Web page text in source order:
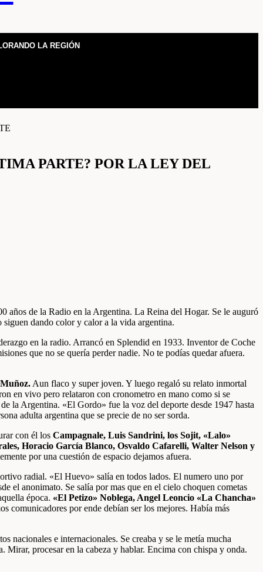
LA REGIÓN
PARTE? POR LA LEY DEL
años de la Radio en la Argentina. La Reina del Hogar. Se le auguró
dando color y calor a la vida argentina.
en la radio. Arrancó en Splendid en 1933. Inventor de Coche
que no se quería perder nadie. No te podías quedar afuera.
Aun flaco y super joven. Y luego regaló su relato inmortal
en vivo pero relataron con cronometro en mano como si se
la Argentina. «El Gordo» fue la voz del deporte desde 1947 hasta
adulta argentina que se precie de no ser sorda.
con él los Campagnale, Luis Sandrini, los Sojit, «Lalo»
Horacio García Blanco, Osvaldo Cafarelli, Walter Nelson y
por una cuestión de espacio dejamos afuera.
radial. «El Huevo» salía en todos lados. El numero uno por
el anonimato. Se salía por mas que en el cielo choquen cometas
época. «El Petizo» Noblega, Angel Leoncio «La Chancha»
comunicadores por ende debían ser los mejores. Había más
nacionales e internacionales. Se creaba y se le metía mucha
procesar en la cabeza y hablar. Encima con chispa y onda.